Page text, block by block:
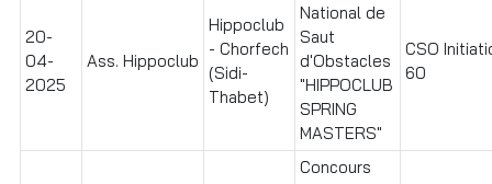
20-
04-
2025
Ass. Hippoclub
Hippoclub
- Chorfech
(Sidi-
Thabet)
National de
Saut
d'Obstacles
"HIPPOCLUB
SPRING
MASTERS"
CSO
60
Concours